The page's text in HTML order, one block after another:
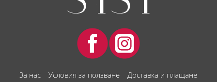
За нас Условия за ползване
Доставка и плащане